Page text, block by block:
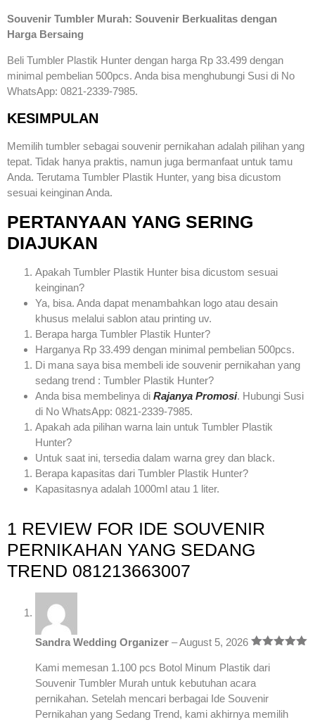
Souvenir Tumbler Murah: Souvenir Berkualitas dengan
Harga Bersaing
Beli Tumbler Plastik Hunter dengan harga Rp 33.499 dengan
minimal pembelian 500pcs. Anda bisa menghubungi Susi di No
WhatsApp: 0821-2339-7985.
KESIMPULAN
Memilih tumbler sebagai souvenir pernikahan adalah pilihan yang
tepat. Tidak hanya praktis, namun juga bermanfaat untuk tamu
Anda. Terutama Tumbler Plastik Hunter, yang bisa dicustom
sesuai keinginan Anda.
PERTANYAAN YANG SERING
DIAJUKAN
Apakah Tumbler Plastik Hunter bisa dicustom sesuai
keinginan?
Ya, bisa. Anda dapat menambahkan logo atau desain
khusus melalui sablon atau printing uv.
Berapa harga Tumbler Plastik Hunter?
Harganya Rp 33.499 dengan minimal pembelian 500pcs.
Di mana saya bisa membeli ide souvenir pernikahan yang
sedang trend : Tumbler Plastik Hunter?
Anda bisa membelinya di Rajanya Promosi. Hubungi Susi
di No WhatsApp: 0821-2339-7985.
Apakah ada pilihan warna lain untuk Tumbler Plastik
Hunter?
Untuk saat ini, tersedia dalam warna grey dan black.
Berapa kapasitas dari Tumbler Plastik Hunter?
Kapasitasnya adalah 1000ml atau 1 liter.
1 REVIEW FOR IDE SOUVENIR
PERNIKAHAN YANG SEDANG
TREND 081213663007
of 5
Sandra Wedding Organizer –August 5, 2026
Kami memesan 1.100 pcs Botol Minum Plastik dari
Souvenir Tumbler Murah untuk kebutuhan acara
pernikahan. Setelah mencari berbagai Ide Souvenir
Pernikahan yang Sedang Trend, kami akhirnya memilih